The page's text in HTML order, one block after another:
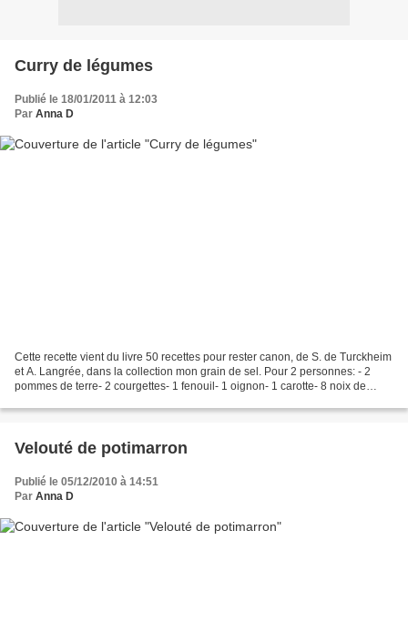
Curry de légumes
Publié le 18/01/2011 à 12:03
Par Anna D
Cette recette vient du livre 50 recettes pour rester canon, de S. de Turckheim
et A. Langrée, dans la collection mon grain de sel. Pour 2 personnes: - 2
pommes de terre- 2 courgettes- 1 fenouil- 1 oignon- 1 carotte- 8 noix de
Velouté de potimarron
Publié le 05/12/2010 à 14:51
Par Anna D